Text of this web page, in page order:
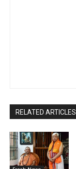
RELATED ARTICLES